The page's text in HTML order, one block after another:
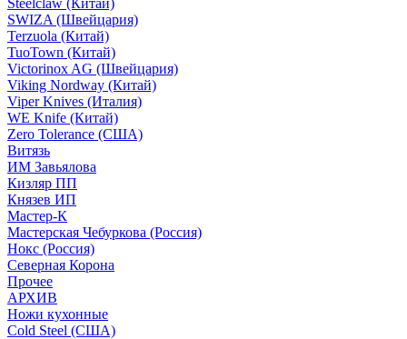
Steelclaw (Китай)
SWIZA (Швейцария)
Terzuola (Китай)
TuoTown (Китай)
Victorinox AG (Швейцария)
Viking Nordway (Китай)
Viper Knives (Италия)
WE Knife (Китай)
Zero Tolerance (США)
Витязь
ИМ Завьялова
Кизляр ПП
Князев ИП
Мастер-К
Мастерская Чебуркова (Россия)
Нокс (Россия)
Северная Корона
Прочее
АРХИВ
Ножи кухонные
Cold Steel (США)